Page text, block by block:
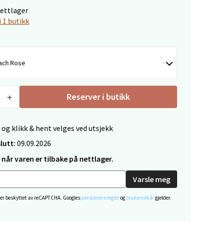
1 butikk
Rose
Reserver i butikk
klikk & hent velges ved utsjekk
09.09.2026
når varen er tilbake på nettlager.
Varsle meg
beskyttet av reCAPTCHA. Googles personvernreglerog brukervilkårgjelder.
g